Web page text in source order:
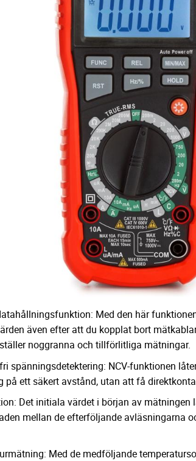
Med den här
även efter att du kopplat bort
noggranna och tillförlitliga mätningar.
spänningsdetektering: NCV-funktionen
på ett säkert avstånd, utan att få
Det initiala värdet i början av mätningen
mellan de efterföljande avläsningarna
Med de medföljande